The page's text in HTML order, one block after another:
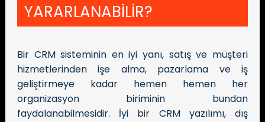
YARARLANABİLİR?
Bir CRM sisteminin en iyi yanı, satış ve müşteri
hizmetlerinden işe alma, pazarlama ve iş
geliştirmeye kadar hemen hemen her
organizasyon biriminin bundan
faydalanabilmesidir. İyi bir CRM yazılımı, dış